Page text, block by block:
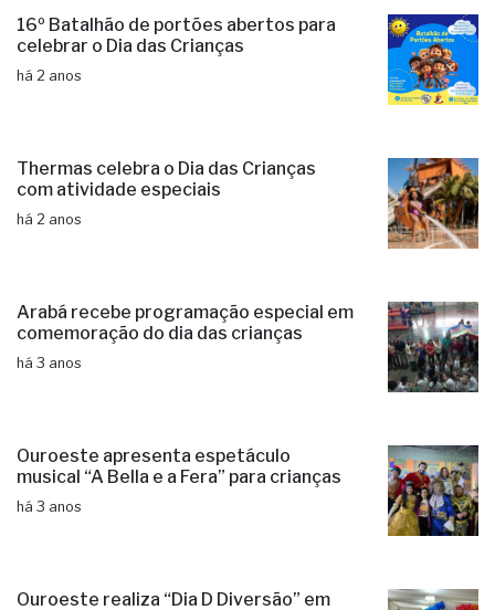
16º Batalhão de portões abertos para
celebrar o Dia das Crianças
há 2 anos
Thermas celebra o Dia das Crianças
com atividade especiais
há 2 anos
Arabá recebe programação especial em
comemoração do dia das crianças
há 3 anos
Ouroeste apresenta espetáculo
musical “A Bella e a Fera” para crianças
há 3 anos
Ouroeste realiza “Dia D Diversão” em